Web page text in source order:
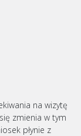
na wizytę
zmienia w tym
płynie z